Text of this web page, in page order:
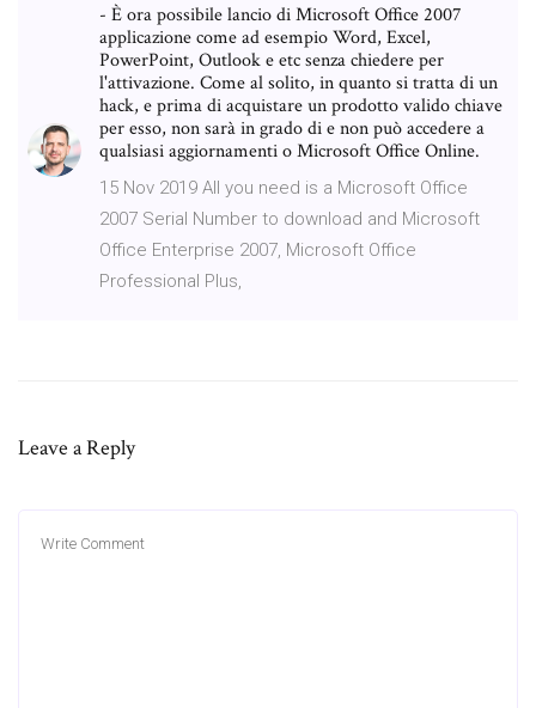
- È ora possibile lancio di Microsoft Office 2007
applicazione come ad esempio Word, Excel,
PowerPoint, Outlook e etc senza chiedere per
l'attivazione. Come al solito, in quanto si tratta di un
hack, e prima di acquistare un prodotto valido chiave
per esso, non sarà in grado di e non può accedere a
qualsiasi aggiornamenti o Microsoft Office Online.
15 Nov 2019 All you need is a Microsoft Office
2007 Serial Number to download and Microsoft
Office Enterprise 2007, Microsoft Office
Professional Plus,
Leave a Reply